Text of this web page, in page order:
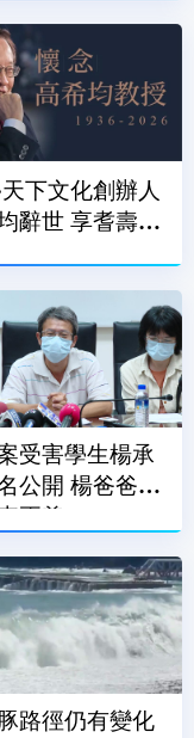
天下文化創辦人
辭世 享耆壽90
受害學生楊承
公開 楊爸爸：
正義
路徑仍有變化